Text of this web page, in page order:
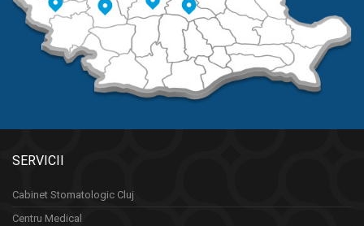
SERVICII
Cabinet Stomatologic Cluj
Centru Medical